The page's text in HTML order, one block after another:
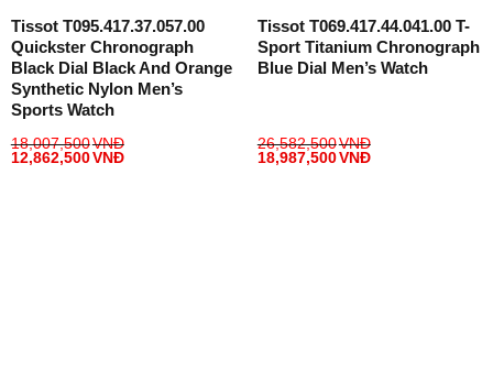
Tissot T095.417.37.057.00
Quickster Chronograph
Black Dial Black And Orange
Synthetic Nylon Men’s
Sports Watch
18,007,500VNĐ
12,862,500VNĐ
Tissot T069.417.44.041.00 T-
Sport Titanium Chronograph
Blue Dial Men’s Watch
26,582,500VNĐ
18,987,500VNĐ